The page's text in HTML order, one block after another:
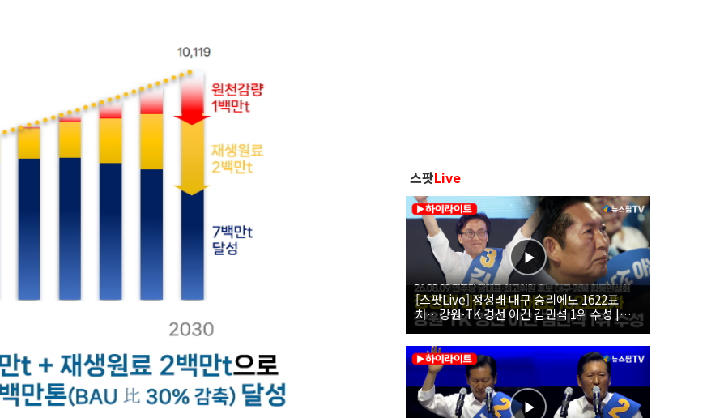
스팟Live
[스팟Live] 정청래 대구 승리에도 1622표
차…강원·TK 경선 이긴 김민석 1위 수성 |
26.08.09 더불어민주당 당대표·최고위원 후
보 대구·경북 합동연설회